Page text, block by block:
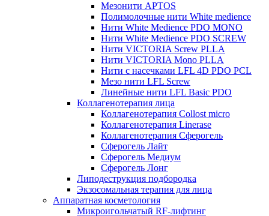
Мезонити APTOS
Полимолочные нити White medience
Нити White Medience PDO MONO
Нити White Medience PDO SCREW
Нити VICTORIA Screw PLLA
Нити VICTORIA Mono PLLA
Нити с насечками LFL 4D PDO PCL
Мезо нити LFL Screw
Линейные нити LFL Basic PDO
Коллагенотерапия лица
Коллагенотерапия Collost micro
Коллагенотерапия Linerase
Коллагенотерапия Сферогель
Сферогель Лайт
Сферогель Медиум
Сферогель Лонг
Липодеструкция подбородка
Экзосомальная терапия для лица
Аппаратная косметология
Микроигольчатый RF-лифтинг